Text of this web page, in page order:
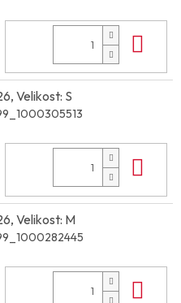
Velikost: S
Velikost: M